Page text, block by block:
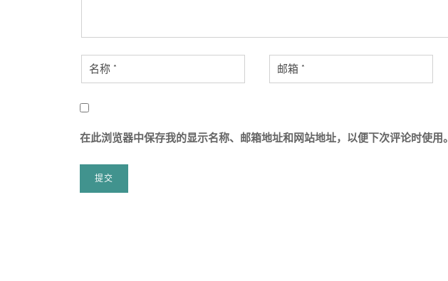
在此浏览器中保存我的显示名称、邮箱地址和网站地址，以便下次评论时使用。